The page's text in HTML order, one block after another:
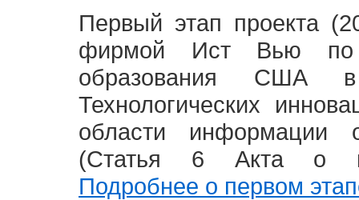
Первый этап проекта
фирмой Ист Вью по
образования США
Технологических
области информации
(Статья 6 Акта о
Подробнее о первом